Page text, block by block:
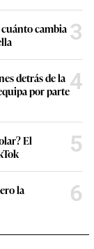
cambia 3
detrás de la
por parte4
El
5
la
6